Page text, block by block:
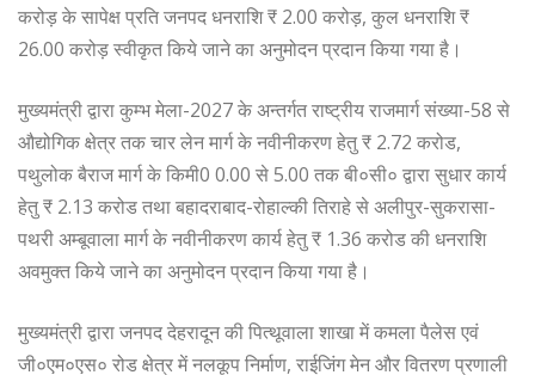
करोड़ के सापेक्ष प्रति जनपद धनराशि ₹ 2.00 करोड़, कुल धनराशि ₹
26.00 करोड़ स्वीकृत किये जाने का अनुमोदन प्रदान किया गया है।
मुख्यमंत्री द्वारा कुम्भ मेला-2027 के अन्तर्गत राष्ट्रीय राजमार्ग संख्या-58 से
औद्योगिक क्षेत्र तक चार लेन मार्ग के नवीनीकरण हेतु ₹ 2.72 करोड,
पथुलोक बैराज मार्ग के किमी0 0.00 से 5.00 तक बी०सी० द्वारा सुधार कार्य
हेतु ₹ 2.13 करोड तथा बहादराबाद-रोहाल्की तिराहे से अलीपुर-सुकरासा-
पथरी अम्बूवाला मार्ग के नवीनीकरण कार्य हेतु ₹ 1.36 करोड की धनराशि
अवमुक्त किये जाने का अनुमोदन प्रदान किया गया है।
मुख्यमंत्री द्वारा जनपद देहरादून की पित्थूवाला शाखा में कमला पैलेस एवं
जी०एम०एस० रोड क्षेत्र में नलकूप निर्माण, राईजिंग मेन और वितरण प्रणाली